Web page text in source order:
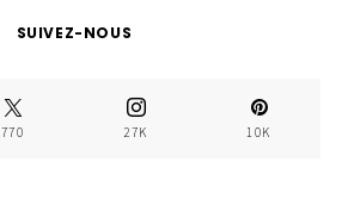
SUIVEZ-NOUS
770 27K 10K